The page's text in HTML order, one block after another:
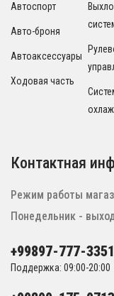
Автоспорт
Авто-броня
Автоаксессуары
Ходовая часть
Контактная
Режим работы
Понедельник -
+99897-777-3351
Поддержка: 09:00-20:00